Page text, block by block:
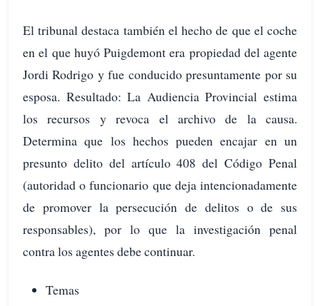
El tribunal destaca también el hecho de que el coche
en el que huyó Puigdemont era propiedad del agente
Jordi Rodrigo y fue conducido presuntamente por su
esposa. Resultado: La Audiencia Provincial estima
los recursos y revoca el archivo de la causa.
Determina que los hechos pueden encajar en un
presunto delito del artículo 408 del Código Penal
(autoridad o funcionario que deja intencionadamente
de promover la persecución de delitos o de sus
responsables), por lo que la investigación penal
contra los agentes debe continuar.
Temas